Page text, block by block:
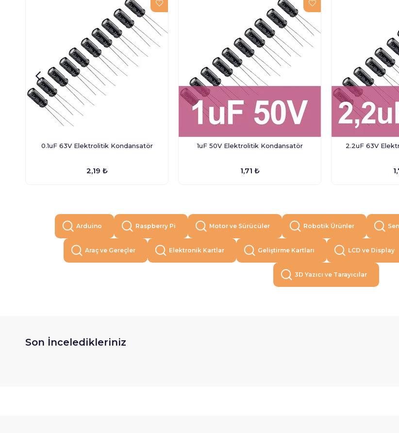
0.1uF 63V Elektrolitik Kondansatör
2,19 ₺
1uF 50V Elektrolitik Kondansatör
1,71 ₺
2.2uF 63V
Arduino Raspberry Pi Motor ve Sürücüler Robotik Ürünler
Araç ve Gereçler Elektronik Kartlar Geliştirme Kartları LCD ve Display
3D Yazıcı ve Tarayıcılar
Son İnceledikleriniz